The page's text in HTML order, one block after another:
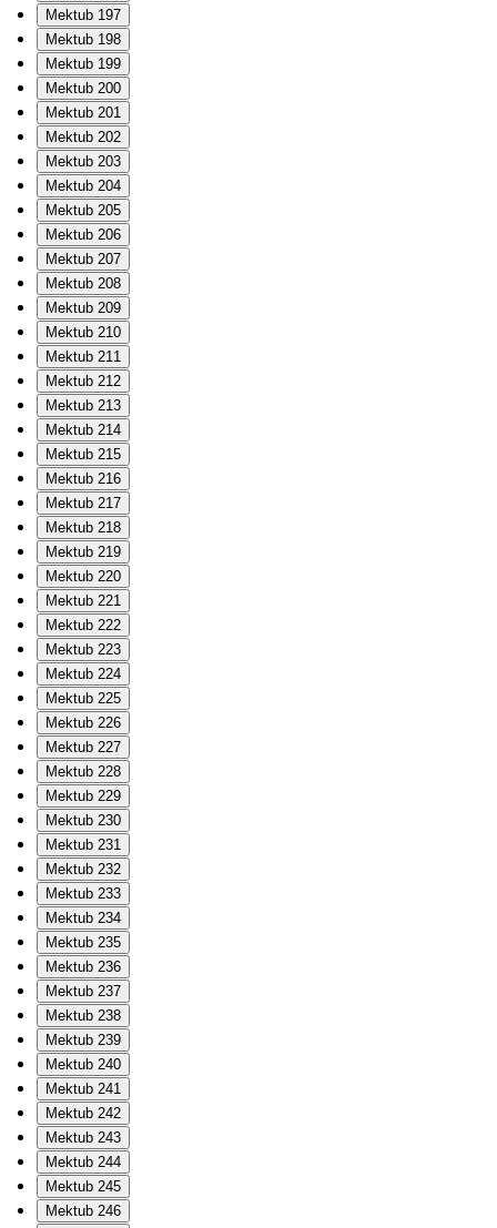
Mektub 197
Mektub 198
Mektub 199
Mektub 200
Mektub 201
Mektub 202
Mektub 203
Mektub 204
Mektub 205
Mektub 206
Mektub 207
Mektub 208
Mektub 209
Mektub 210
Mektub 211
Mektub 212
Mektub 213
Mektub 214
Mektub 215
Mektub 216
Mektub 217
Mektub 218
Mektub 219
Mektub 220
Mektub 221
Mektub 222
Mektub 223
Mektub 224
Mektub 225
Mektub 226
Mektub 227
Mektub 228
Mektub 229
Mektub 230
Mektub 231
Mektub 232
Mektub 233
Mektub 234
Mektub 235
Mektub 236
Mektub 237
Mektub 238
Mektub 239
Mektub 240
Mektub 241
Mektub 242
Mektub 243
Mektub 244
Mektub 245
Mektub 246